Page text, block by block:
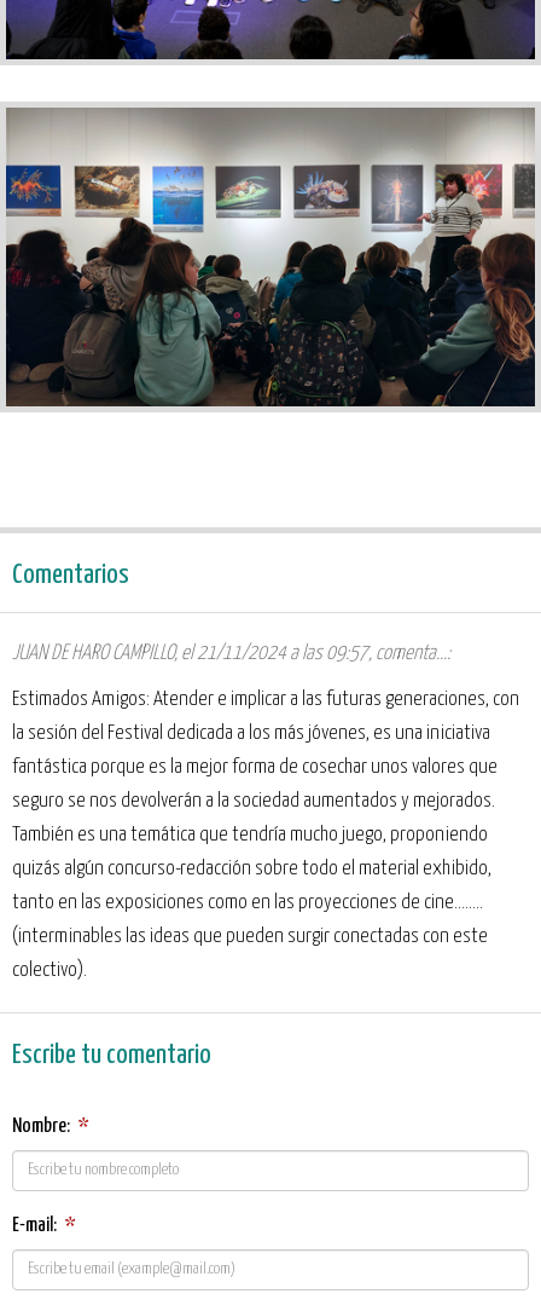
Comentarios
JUAN DE HARO CAMPILLO, el 21/11/2024 a las 09:57, comenta...:
Estimados Amigos: Atender e implicar a las futuras generaciones, con
la sesión del Festival dedicada a los más jóvenes, es una iniciativa
fantástica porque es la mejor forma de cosechar unos valores que
seguro se nos devolverán a la sociedad aumentados y mejorados.
También es una temática que tendría mucho juego, proponiendo
quizás algún concurso-redacción sobre todo el material exhibido,
tanto en las exposiciones como en las proyecciones de cine........
(interminables las ideas que pueden surgir conectadas con este
colectivo).
Escribe tu comentario
Nombre: *
E-mail: *